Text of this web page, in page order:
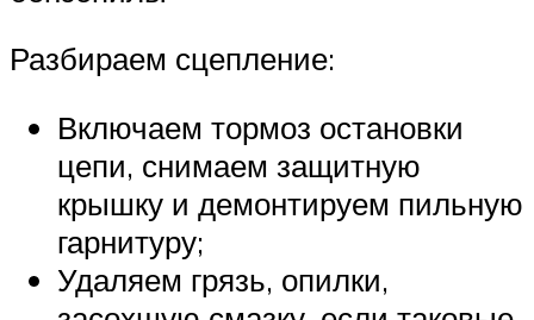
Разбираем сцепление:
Включаем тормоз остановки
цепи, снимаем защитную
крышку и демонтируем пильную
гарнитуру;
Удаляем грязь, опилки,